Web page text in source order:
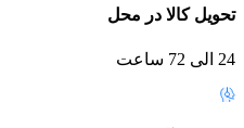
تحویل کالا در محل
24 الی 72 ساعت